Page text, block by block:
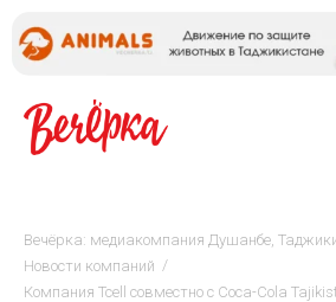
Вечёрка: медиакомпания Душанбе,
Новости компаний /
Компания Tcell совместно с Coca-Cola